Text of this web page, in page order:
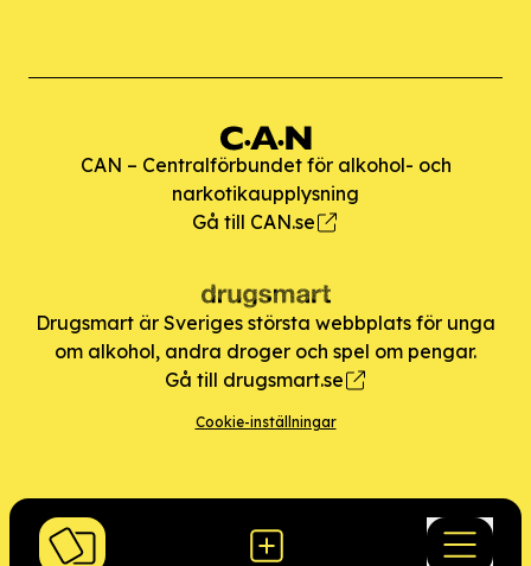
CAN – Centralförbundet för alkohol- och
narkotikaupplysning
Gå till CAN.se
Drugsmart är Sveriges största webbplats för unga
om alkohol, andra droger och spel om pengar.
Gå till drugsmart.se
Cookie-inställningar